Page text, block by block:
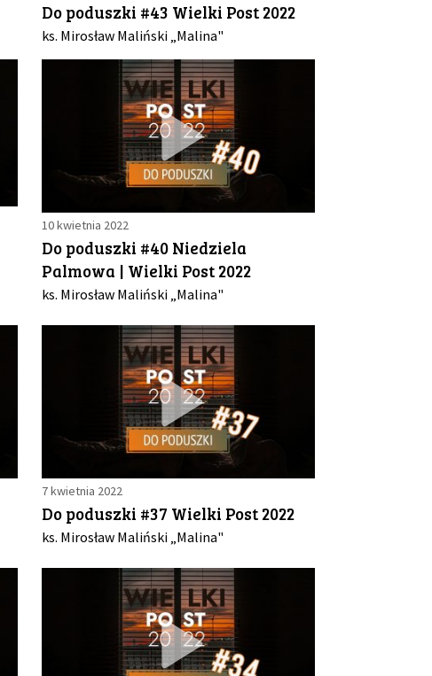
Do poduszki #43 Wielki Post 2022
ks. Mirosław Maliński „Malina"
10 kwietnia 2022
Do poduszki #40 Niedziela
Palmowa | Wielki Post 2022
ks. Mirosław Maliński „Malina"
7 kwietnia 2022
Do poduszki #37 Wielki Post 2022
ks. Mirosław Maliński „Malina"